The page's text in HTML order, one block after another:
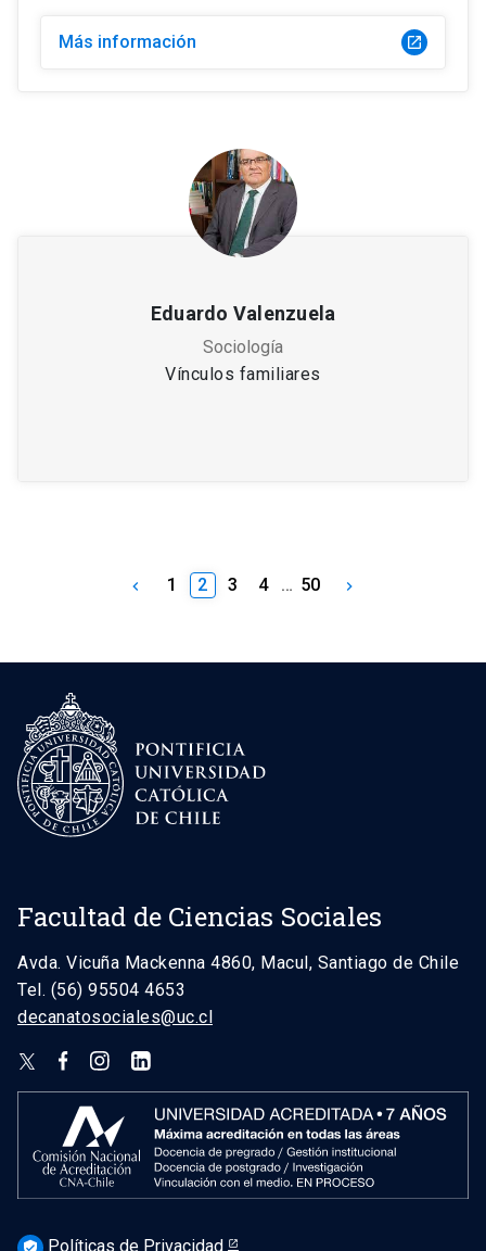
Más información launch
Eduardo Valenzuela
Sociología
Vínculos familiares
keyboard_arrow_left 1 2 3 4 … 50 keyboard_arrow_right
Facultad de Ciencias Sociales
Avda. Vicuña Mackenna 4860, Macul, Santiago de Chile
Tel. (56) 95504 4653
decanatosociales@uc.cl
Políticas de Privacidad